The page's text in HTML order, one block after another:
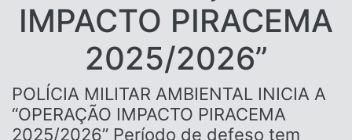
IMPACTO PIRACEMA
2025/2026”
POLÍCIA MILITAR AMBIENTAL INICIA A
“OPERAÇÃO IMPACTO PIRACEMA
2025/2026” Período de defeso tem